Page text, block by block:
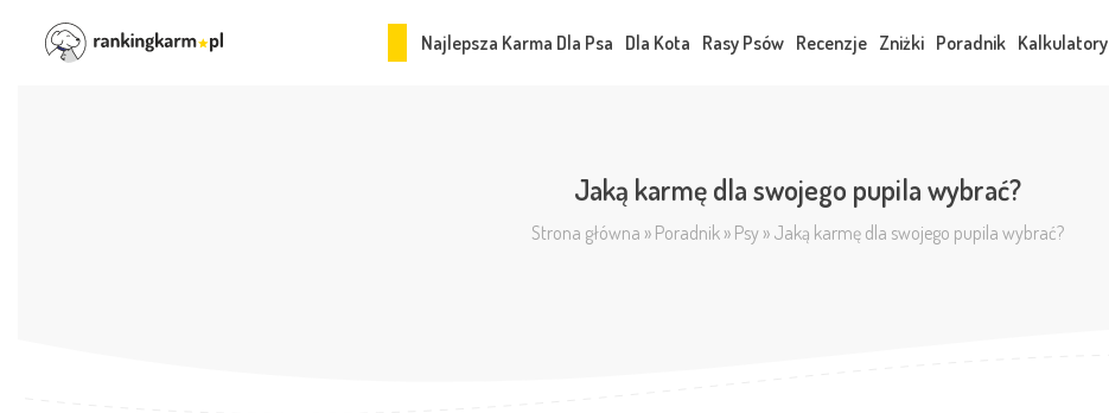
Najlepsza Karma Dla Psa Dla Kota Rasy Psów Recenzje Zniżki Poradnik Kalkulatory
Jaką karmę dla swojego pupila wybrać?
Strona główna » Poradnik» Psy» Jaką karmę dla swojego pupila wybrać?